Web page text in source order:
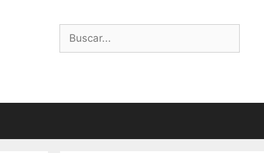
Buscar: